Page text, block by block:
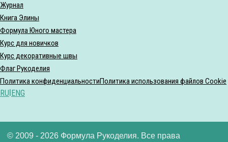
Журнал
Книга Элины
Формула Юного мастера
Курс для новичков
Курс декоративные швы
Флаг Рукоделия
Политика конфиденциальностиПолитика использования файлов Cookie
RU ENG
© 2009 - 2026 Формула Рукоделия. Все права